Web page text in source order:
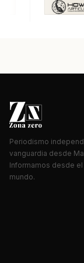
Periodismo
vanguardia desde
Informamos desde el
mundo.